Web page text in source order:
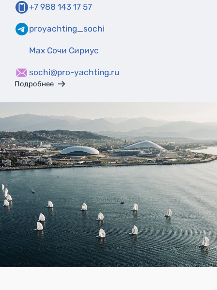
+7 988 143 17 57
proyachting_sochi
Max Сочи Сириус
sochi@pro-yachting.ru
Подробнее